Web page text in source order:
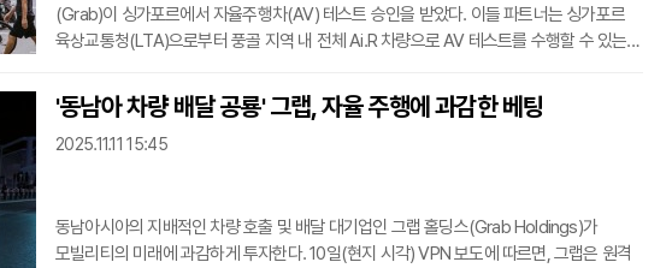
(Grab)이 싱가포르에서 자율주행차(AV) 테스트 승인을 받았다. 이들 파트너는 싱가포르
육상교통청(LTA)으로부터 풍골 지역 내 전체 Ai.R 차량으로 AV 테스트를 수행할 수 있는
파트너들은 이미 2025년 10월 중순에 풍골에서 첫 번째 AV 테스트를 시작했다. 이번
승인으로 위라이드와 그랩은 테스트 프로그램을 강화한다. 이제 연말까지 풍골의 셔틀
서비스 노선에서 총 AV 테스트 횟수를 최대 4배까지 늘릴 계획이다. 그랩이 위라이드와
'동남아 차량 배달 공룡' 그랩, 자율 주행에 과감한 베팅
2025.11.11 15:45
동남아시아의 지배적인 차량 호출 및 배달 대기업인 그랩 홀딩스(Grab Holdings)가
모빌리티의 미래에 과감하게 투자한다. 10일(현지 시각) VPN 보도에 따르면, 그랩은 원격